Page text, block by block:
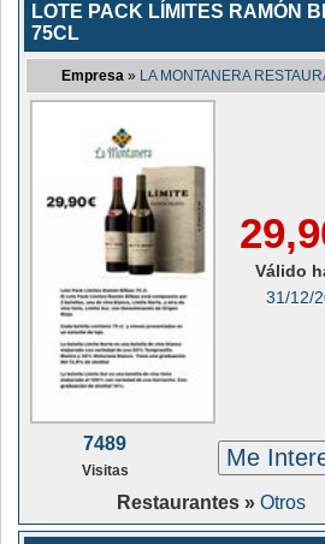
LOTE PACK LÍMITES RAMÓN
75CL
Empresa » LA MONTANERA
Válido
31/12/
7489
Visitas Me
Restaurantes » Otros